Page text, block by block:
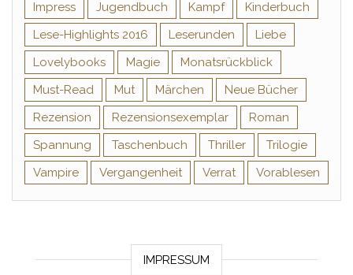
Impress
Jugendbuch Kampf
Kinderbuch
Lese-Highlights 2016
Leserunden
Liebe
Lovelybooks
Magie
Monatsrückblick
Must-Read
Mut Märchen
Neue Bücher
Rezension
Rezensionsexemplar
Roman
Spannung
Taschenbuch Thriller
Trilogie
Vampire
Vergangenheit Verrat Vorablesen
IMPRESSUM